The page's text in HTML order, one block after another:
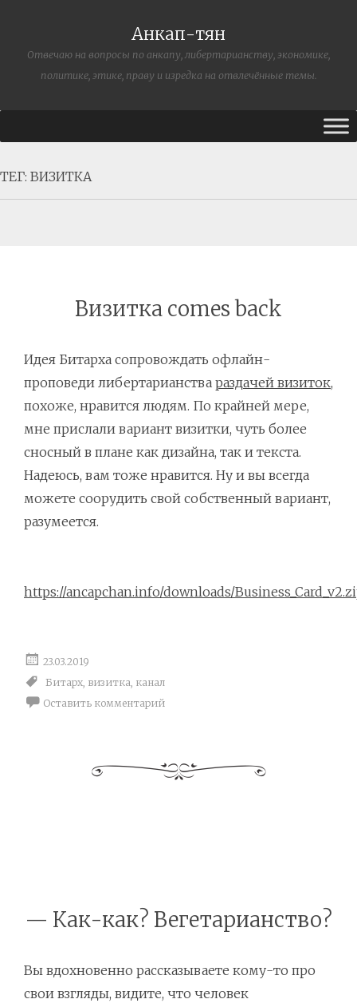
Анкап-тян
Отвечаю на вопросы по анкапу, либертарианству, экономике,
политике, этике, праву и изредка на отвлечённые темы.
ТЕГ: ВИЗИТКА
Визитка comes back
Идея Битарха сопровождать офлайн-
проповеди либертарианства раздачей визиток,
похоже, нравится людям. По крайней мере,
мне прислали вариант визитки, чуть более
сносный в плане как дизайна, так и текста.
Надеюсь, вам тоже нравится. Ну и вы всегда
можете соорудить свой собственный вариант,
разумеется.
https://ancapchan.info/downloads/
23.03.2019
Битарх, визитка, канал
Оставить комментарий
— Как-как? Вегетарианство?
Вы вдохновенно рассказываете кому-то про
свои взгляды, видите, что человек